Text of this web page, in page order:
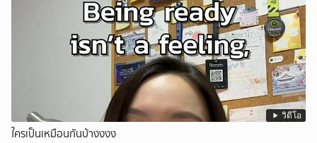
วิดีโอ
ใครเป็นเหมือนกันบ้างงงง